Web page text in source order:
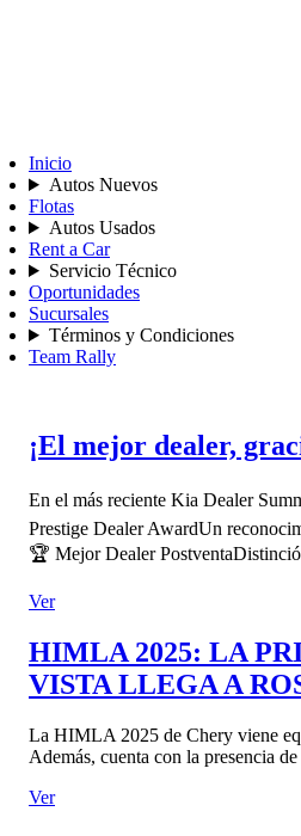
Inicio
Autos Nuevos
Flotas
Autos Usados
Rent a Car
Servicio Técnico
Oportunidades
Sucursales
Términos y Condiciones
Team Rally
¡El mejor dealer,
En el más reciente Kia Dealer
Prestige Dealer AwardUn
🏆 Mejor Dealer
Ver
HIMLA 2025: LA
VISTA LLEGA A
La HIMLA 2025 de Chery viene
Además, cuenta con la presencia
Ver